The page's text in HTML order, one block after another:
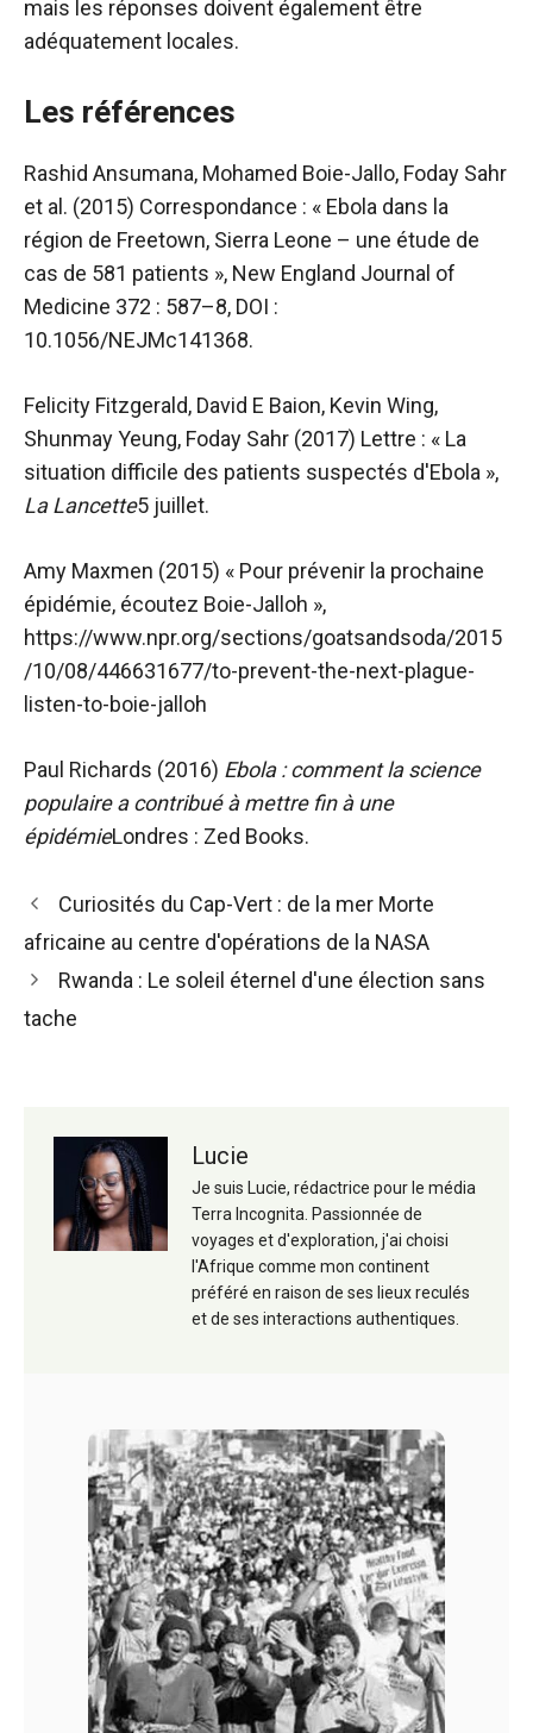
mais les réponses doivent également être
adéquatement locales.
Les références
Rashid Ansumana, Mohamed Boie-Jallo, Foday Sahr
et al. (2015) Correspondance : « Ebola dans la
région de Freetown, Sierra Leone – une étude de
cas de 581 patients », New England Journal of
Medicine 372 : 587–8, DOI :
10.1056/NEJMc141368.
Felicity Fitzgerald, David E Baion, Kevin Wing,
Shunmay Yeung, Foday Sahr (2017) Lettre : « La
situation difficile des patients suspectés d'Ebola »,
La Lancette5 juillet.
Amy Maxmen (2015) « Pour prévenir la prochaine
épidémie, écoutez Boie-Jalloh »,
https://www.npr.org/sections/goatsandsoda/2015
/10/08/446631677/to-prevent-the-next-plague-
listen-to-boie-jalloh
Paul Richards (2016) Ebola : comment la science
populaire a contribué à mettre fin à une
épidémieLondres : Zed Books.
Navigation
des
Curiosités du Cap-Vert : de la mer Morte
africaine au centre d'opérations de la NASA
Rwanda : Le soleil éternel d'une élection sans
tache
Lucie
Je suis Lucie, rédactrice pour le média
Terra Incognita. Passionnée de
voyages et d'exploration, j'ai choisi
l'Afrique comme mon continent
préféré en raison de ses lieux reculés
et de ses interactions authentiques.